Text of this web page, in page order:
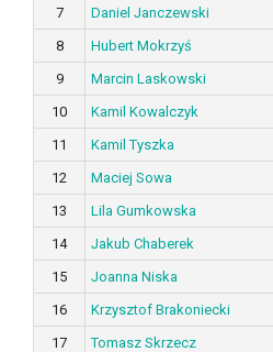
7
Daniel Janczewski
8
Hubert Mokrzyś
9
Marcin Laskowski
10
Kamil Kowalczyk
11
Kamil Tyszka
12
Maciej Sowa
13
Lila Gumkowska
14
Jakub Chaberek
15
Joanna Niska
16
Krzysztof Brakoniecki
17
Tomasz Skrzecz